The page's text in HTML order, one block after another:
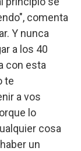
comenta
Y nunca
a los 40
con esta
te
a vos
lo
cosa
un